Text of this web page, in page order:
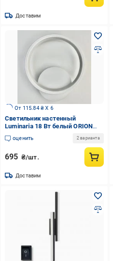
Доставим
От 115.84 ₴ X 6
Светильник настенный
Luminaria 18 Вт белый ORION
18W R WHITE
оценить 2 варианта
695 ₴/шт.
Доставим